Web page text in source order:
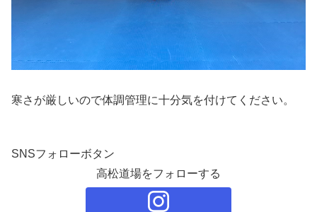
寒さが厳しいので体調管理に十分気を付けてください。
SNSフォローボタン
高松道場をフォローする